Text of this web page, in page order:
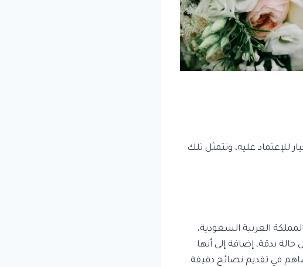
للإعتماد عليه، وتتمثل تلك
العربية السعودية،
بدقة، إضافة إلى أنها
في تقديم نصائح دقيقة